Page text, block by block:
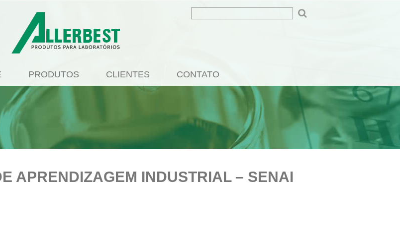
PRODUTOS CLIENTES CONTATO
APRENDIZAGEM INDUSTRIAL – SENAI